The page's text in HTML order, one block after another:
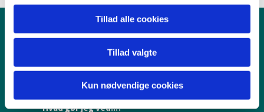
Tillad alle cookies
Tillad valgte
Kun nødvendige cookies
Børn & Unge
Konfirmation/Konfirmander
Minikonfirmander
Hvad gør jeg ved...?